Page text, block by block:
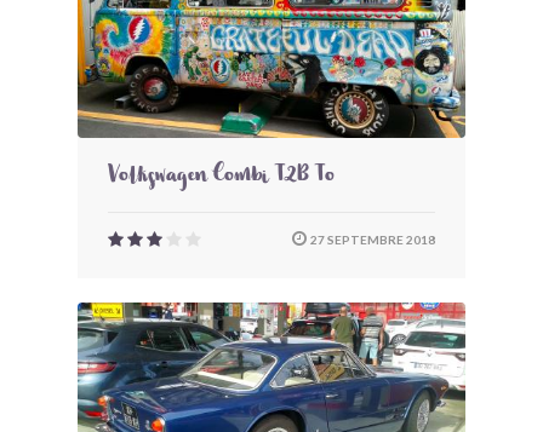
Volkswagen Combi T2B To
27 SEPTEMBRE 2018